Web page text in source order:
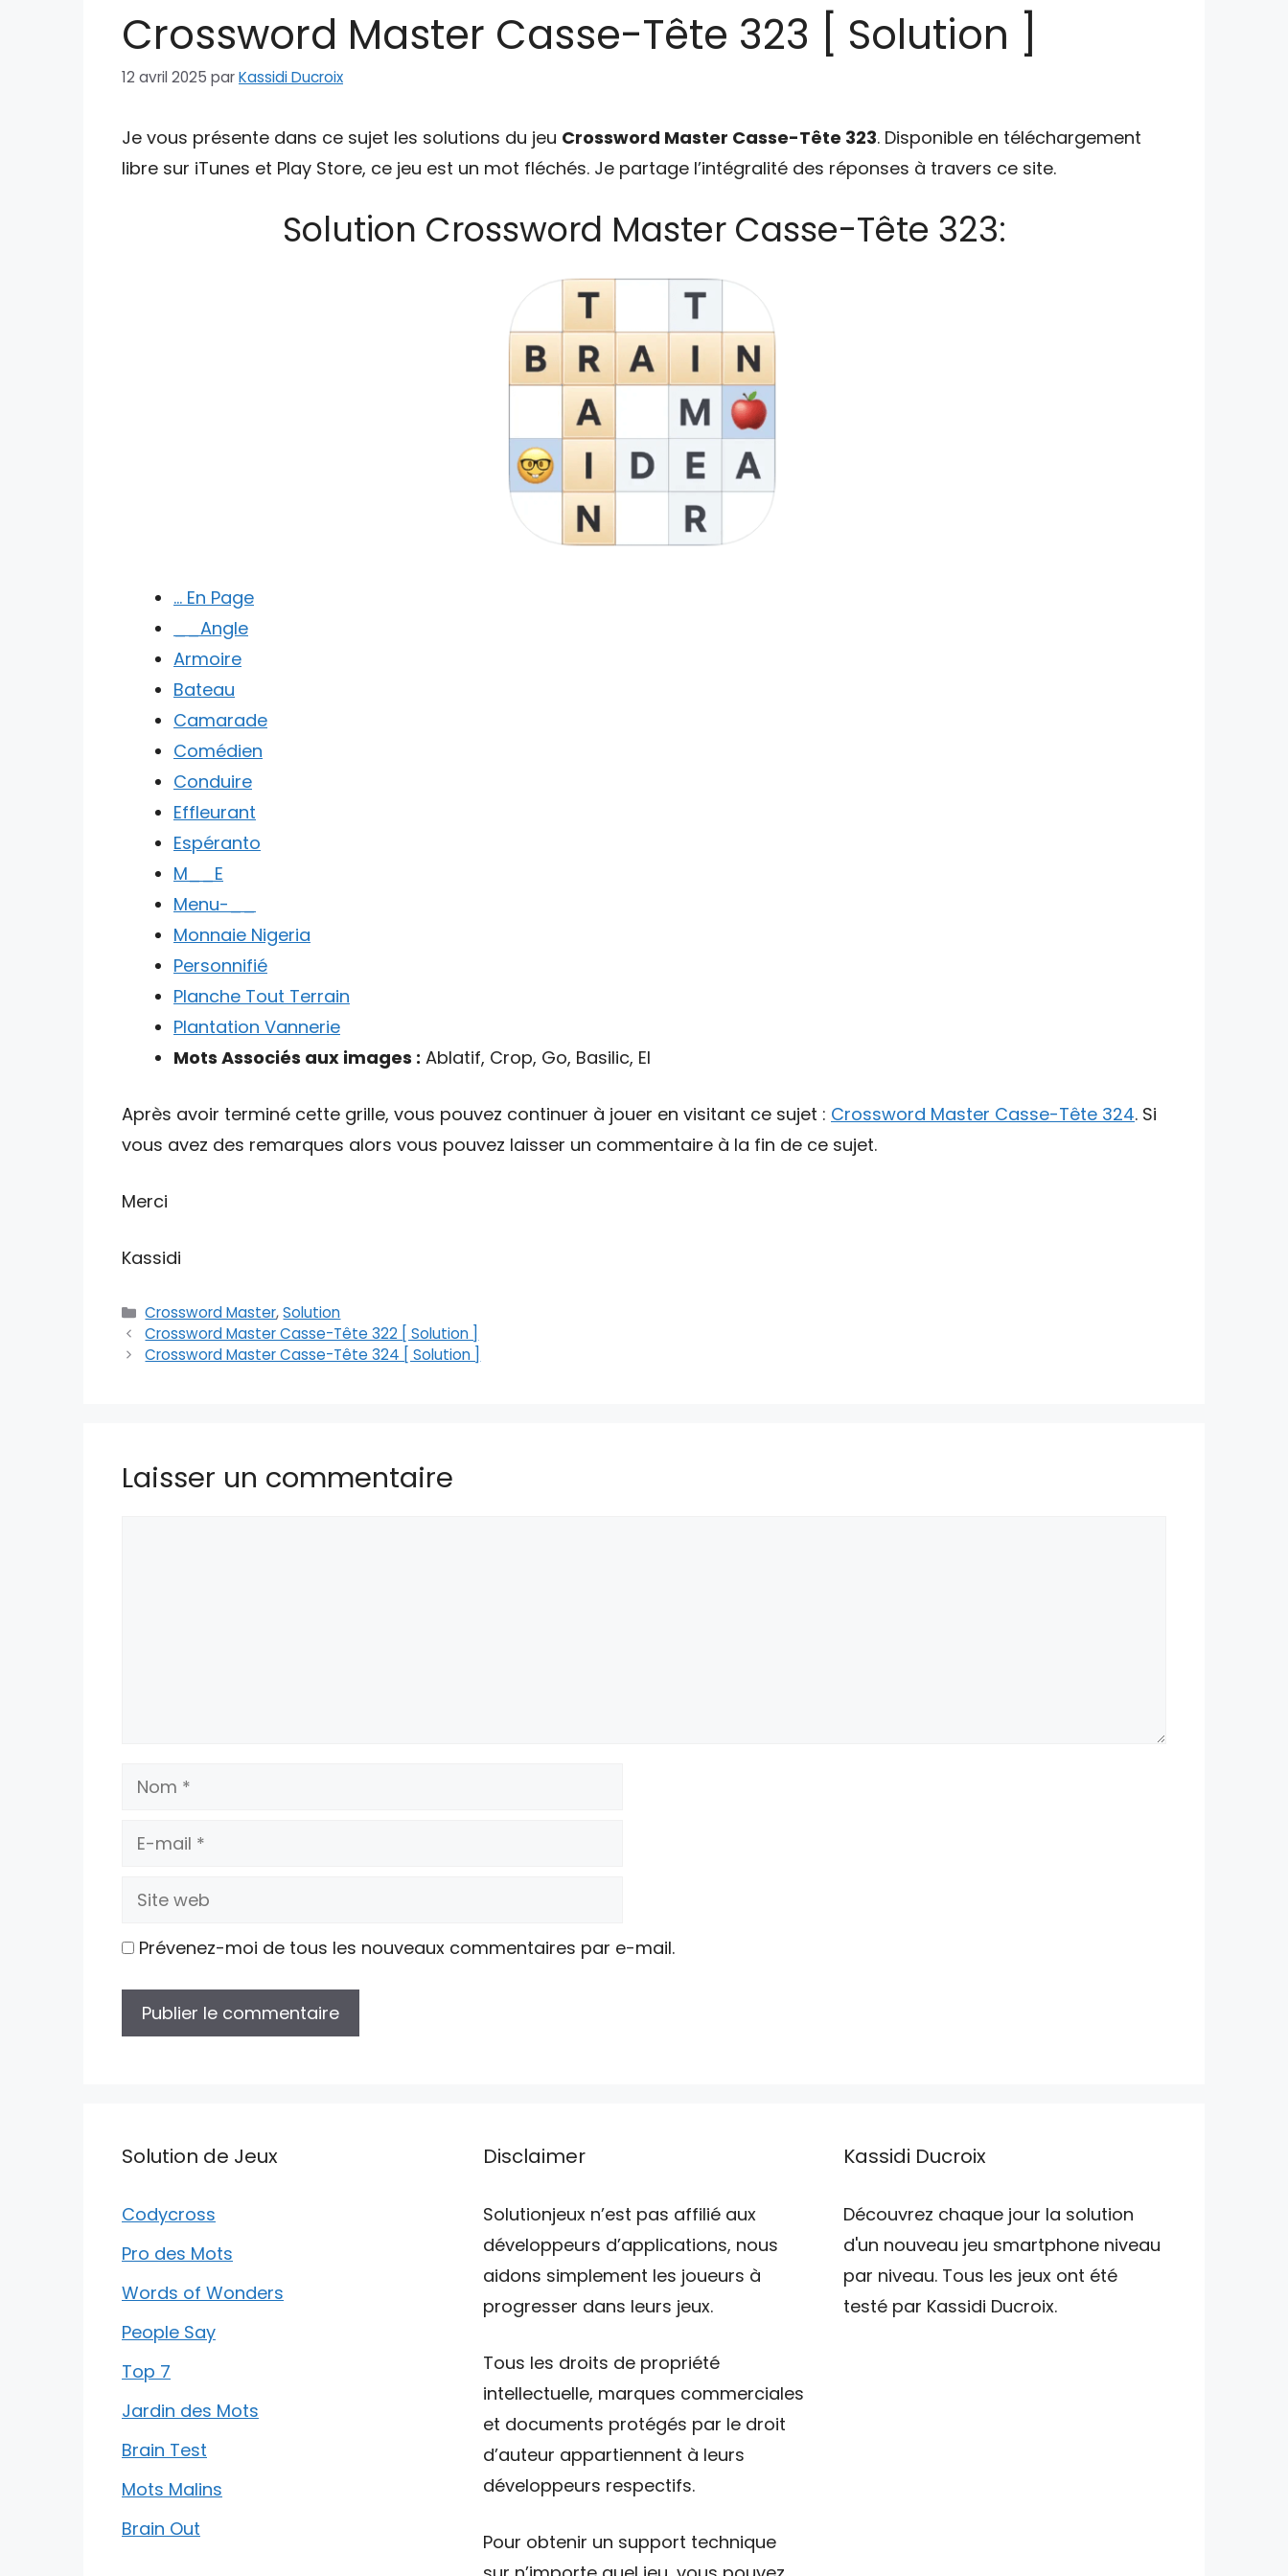
Crossword Master Casse-Tête 323 [ Solution ]
12 avril 2025 parKassidi Ducroix
Je vous présente dans ce sujet les solutions du jeu Crossword Master Casse-Tête 323. Disponible en téléchargement
libre sur iTunes et Play Store, ce jeu est un mot fléchés. Je partage l’intégralité des réponses à travers ce site.
Solution Crossword Master Casse-Tête 323:
… En Page
__Angle
Armoire
Bateau
Camarade
Comédien
Conduire
Effleurant
Espéranto
M__E
Menu-__
Monnaie Nigeria
Personnifié
Planche Tout Terrain
Plantation Vannerie
Mots Associés aux images : Ablatif, Crop, Go, Basilic, El
Après avoir terminé cette grille, vous pouvez continuer à jouer en visitant ce sujet : Crossword Master Casse-Tête 324. Si
vous avez des remarques alors vous pouvez laisser un commentaire à la fin de ce sujet.
Merci
Kassidi
Catégories
Crossword Master,Solution
Crossword Master Casse-Tête 322 [ Solution ]
Crossword Master Casse-Tête 324 [ Solution ]
Laisser un commentaire
Nom
E-
Site
Prévenez-moi de tous les nouveaux commentaires par e-mail.
Solution de Jeux
Codycross
Pro des Mots
Words of Wonders
People Say
Top 7
Jardin des Mots
Brain Test
Mots Malins
Brain Out
Disclaimer
Solutionjeux n’est pas affilié aux
développeurs d’applications, nous
aidons simplement les joueurs à
progresser dans leurs jeux.
Tous les droits de propriété
intellectuelle, marques commerciales
et documents protégés par le droit
d’auteur appartiennent à leurs
développeurs respectifs.
Pour obtenir un support technique
Kassidi Ducroix
Découvrez chaque jour la solution
d'un nouveau jeu smartphone niveau
par niveau. Tous les jeux ont été
testé par Kassidi Ducroix.